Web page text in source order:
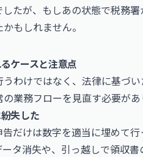
たが、もしあの状態で税務
もしれません。
ケースと注意点
わけではなく、法律に基づ
業務フローを見直す必要があ
失した
だけは数字を適当に埋めて
タ消失や、引っ越しで領収